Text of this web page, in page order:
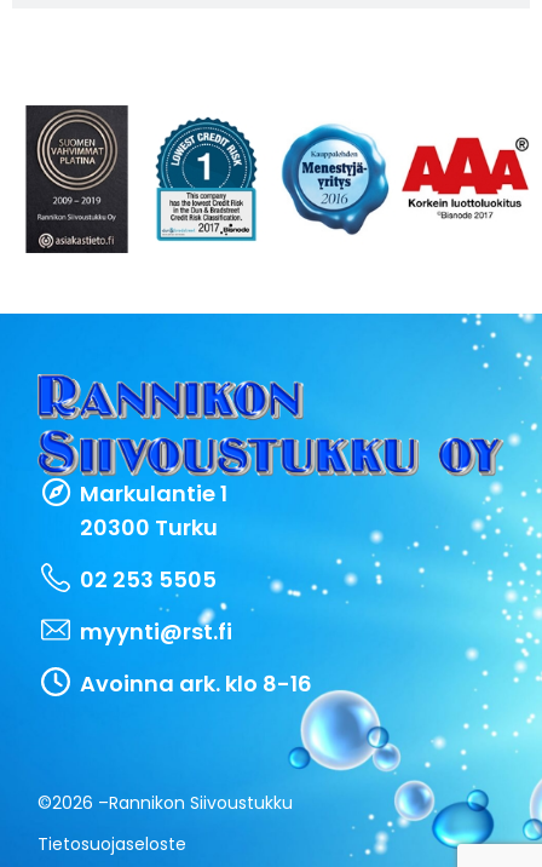
Markulantie 1
20300 Turku
02 253 5505
myynti@rst.fi
Avoinna ark. klo 8-16
©2026 –Rannikon Siivoustukku
Tietosuojaseloste